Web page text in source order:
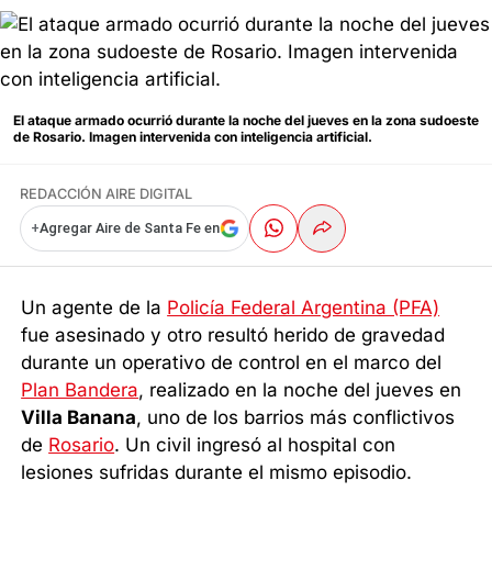
El ataque armado ocurrió durante la noche del jueves en la zona sudoeste
de Rosario. Imagen intervenida con inteligencia artificial.
REDACCIÓN AIRE DIGITAL
+Agregar Aire de Santa Fe en
Un agente de la Policía Federal Argentina (PFA)
fue asesinado y otro resultó herido de gravedad
durante un operativo de control en el marco del
Plan Bandera, realizado en la noche del jueves en
Villa Banana, uno de los barrios más conflictivos
de Rosario. Un civil ingresó al hospital con
lesiones sufridas durante el mismo episodio.